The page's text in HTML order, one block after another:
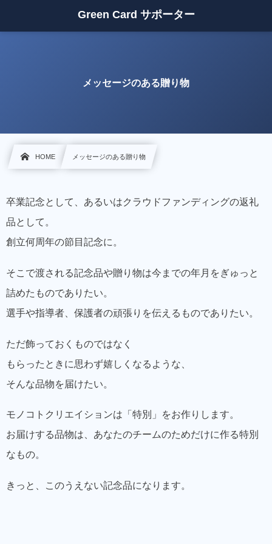
Green Card サポーター
メッセージのある贈り物
HOME メッセージのある贈り物
卒業記念として、あるいはクラウドファンディングの返礼
品として。
創立何周年の節目記念に。
そこで渡される記念品や贈り物は今までの年月をぎゅっと
詰めたものでありたい。
選手や指導者、保護者の頑張りを伝えるものでありたい。
ただ飾っておくものではなく
もらったときに思わず嬉しくなるような、
そんな品物を届けたい。
モノコトクリエイションは「特別」をお作りします。
お届けする品物は、あなたのチームのためだけに作る特別
なもの。
きっと、このうえない記念品になります。